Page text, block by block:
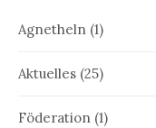
Agnetheln (1)
Aktuelles (25)
Föderation (1)